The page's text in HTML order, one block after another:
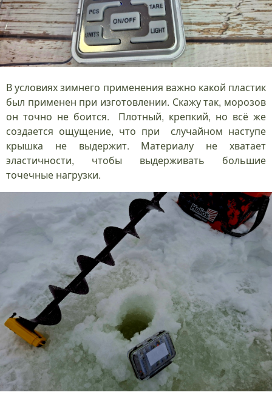
В условиях зимнего применения важно какой пластик
был применен при изготовлении. Скажу так, морозов
он точно не боится. Плотный, крепкий, но всё же
создается ощущение, что при случайном наступе
крышка не выдержит. Материалу не хватает
эластичности, чтобы выдерживать большие
точечные нагрузки.